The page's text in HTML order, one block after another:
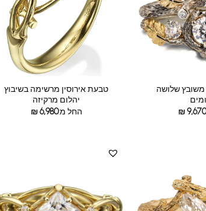
שלושה
₪9,670
טבעת אירוסין מרשימה בשיבוץ
יהלום מרקיזה
החל מ:
₪6,980